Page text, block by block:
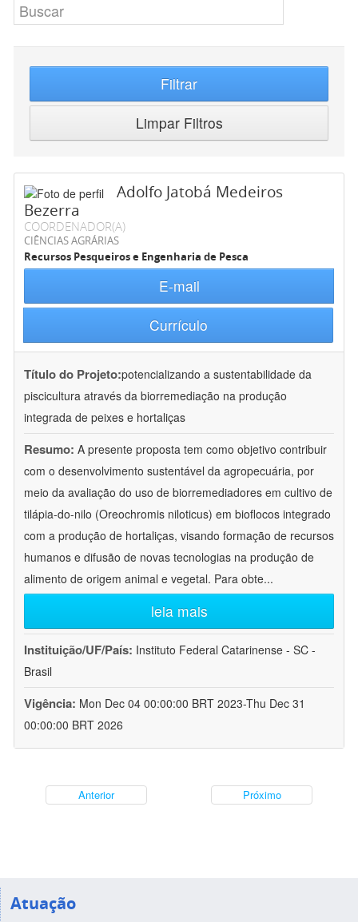
Filtrar
Limpar Filtros
Adolfo Jatobá Medeiros
Bezerra
COORDENADOR(A)
CIÊNCIAS AGRÁRIAS
Recursos Pesqueiros e Engenharia de Pesca
E-mail
Currículo
Título do Projeto:potencializando a sustentabilidade da
piscicultura através da biorremediação na produção
integrada de peixes e hortaliças
Resumo: A presente proposta tem como objetivo contribuir
com o desenvolvimento sustentável da agropecuária, por
meio da avaliação do uso de biorremediadores em cultivo de
tilápia-do-nilo (Oreochromis niloticus) em bioflocos integrado
com a produção de hortaliças, visando formação de recursos
humanos e difusão de novas tecnologias na produção de
alimento de origem animal e vegetal. Para obte...
leia mais
Instituição/UF/País: Instituto Federal Catarinense - SC -
Brasil
Vigência: Mon Dec 04 00:00:00 BRT 2023-Thu Dec 31
00:00:00 BRT 2026
Anterior Próximo
Atuação